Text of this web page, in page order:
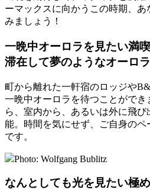
ーマックスに向かうこの時期、
みましょう！
一晩中オーロラを見たい満
滞在して夢のようなオーロ
町から離れた一軒宿のロッジや
一晩中オーロラを待つことがで
ら、室内から、あるいは外に飛
能。時間を気にせず、ご自身のペ
です。
Photo: Wolfgang Bublitz
なんとしても光を見たい極